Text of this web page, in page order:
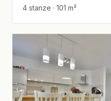
4 stanze · 101 m²